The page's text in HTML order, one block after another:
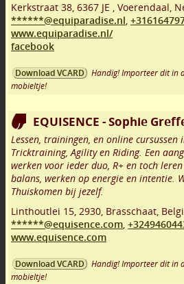
Kerkstraat 38, 6367 JE , Voerendaal,
******@equiparadise.nl,
www.equiparadise.nl/
facebook
Download VCARD
Handig! Importeer dit in
mobieltje!
EQUISENCE - Sophie
Lessen, trainingen, en online cursussen
Tricktraining, Agility en Riding. Een
werken voor ieder duo, R+ en toch
balans, werken op energie en intentie.
Thuiskomen bij jezelf.
Linthoutlei 15, 2930, Brasschaat,
******@equisence.com,
www.equisence.com
Download VCARD
Handig! Importeer dit in
mobieltje!